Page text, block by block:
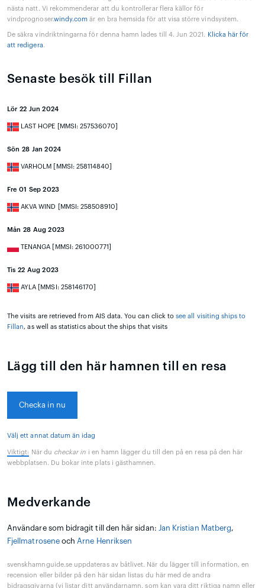
nästa natt. Vi rekommenderar att du kontrollerar flera källor för
vindprognoser.windy.com är en bra hemsida för att visa större vindsystem.
De säkra vindriktningarna för denna hamn lades till 4. Jun 2021.
Klicka här för
att redigera.
Senaste besök till Fillan
Lör 22 Jun 2024
LAST HOPE [MMSI: 257536070]
Sön 28 Jan 2024
VARHOLM [MMSI: 258114840]
Fre 01 Sep 2023
AKVA WIND [MMSI: 258508910]
Mån 28 Aug 2023
TENANGA [MMSI: 261000771]
Tis 22 Aug 2023
AYLA [MMSI: 258146170]
The visits are retrieved from AIS data. You can click tosee all visiting ships to
Fillan, as well as statistics about the ships that visits
Lägg till den här hamnen till en resa
Checka in nu
Välj ett annat datum än idag
Viktigt: När du checkar in i en hamn lägger du till den på en resa på den här
webbplatsen. Du bokar inte plats i gästhamnen.
Medverkande
Användare som bidragit till den här sidan: Jan Kristian Matberg,
Fjellmatroseneoch Arne Henriksen
svenskhamnguide.se uppdateras av båtlivet. När du lägger till information, en
recension eller bilder på den här sidan listas du här med de andra
bidragsgivarna (vi listar ditt användarnamn, som kan vara ditt riktiga namn eller